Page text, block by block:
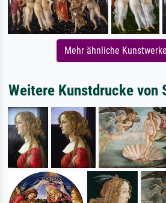
Mehr ähnliche
Weitere Kunstdrucke von